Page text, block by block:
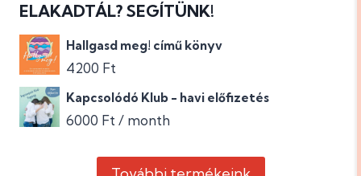
ELAKADTÁL? SEGÍTÜNK!
Hallgasd meg! című könyv
4200 Ft
Kapcsolódó Klub - havi előfizetés
6000 Ft / month